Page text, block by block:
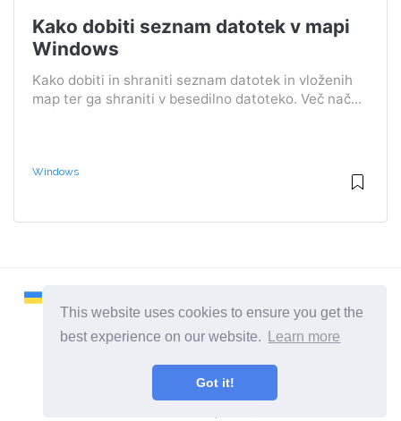
This website uses cookies to ensure you get the
best experience on our website.
Learn more
Got it!
Kako dobiti seznam datotek v mapi
Windows
Kako dobiti in shraniti seznam datotek in vloženih
map ter ga shraniti v besedilno datoteko. Več nač...
Windows
2026 ©Remontcompa
Vse kategorije